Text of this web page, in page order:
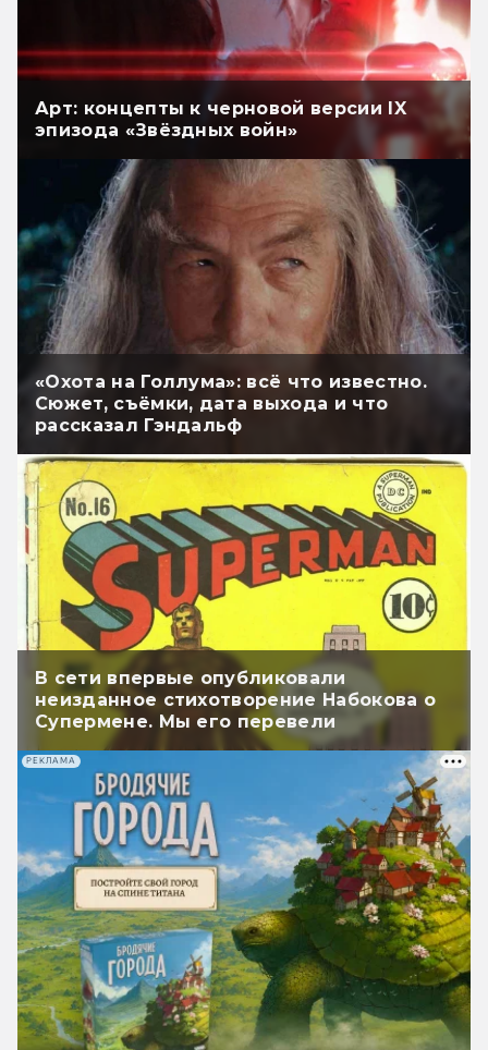
Арт: концепты к черновой версии IX
эпизода «Звёздных войн»
«Охота на Голлума»: всё что известно.
Сюжет, съёмки, дата выхода и что
рассказал Гэндальф
В сети впервые опубликовали
неизданное стихотворение Набокова о
Супермене. Мы его перевели
РЕКЛАМА